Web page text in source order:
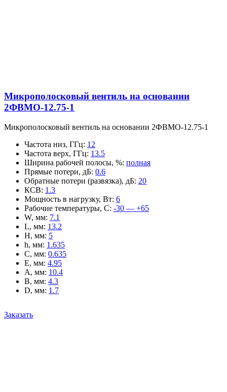
Микрополосковый вентиль на основании
2ФВМO-12.75-1
Микрополосковый вентиль на основании 2ФВМO-12.75-1
Частота низ, ГГц: 12
Частота верх, ГГц: 13.5
Ширина рабочей полосы, %: полная
Прямые потери, дБ: 0.6
Обратные потери (развязка), дБ: 20
КСВ: 1.3
Мощность в нагрузку, Вт: 6
Рабочие температуры, С: -30 — +65
W, мм: 7.1
L, мм: 13.2
H, мм: 5
h, мм: 1.635
C, мм: 0.635
E, мм: 4.95
A, мм: 10.4
B, мм: 4.3
D, мм: 1.7
Заказать